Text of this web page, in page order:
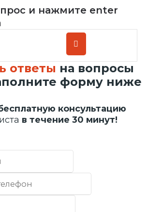
и нажмите enter
ответы на вопросы
форму ниже
консультацию
в течение 30 минут!